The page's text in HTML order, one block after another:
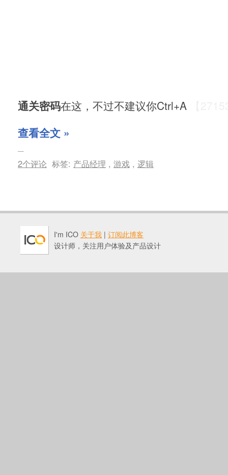
通关密码在这，不过不建议你Ctrl+A
查看全文 »
2个评论 标签: 产品经理 , 游戏 , 逻辑
I'm ICO 关于我 | 订阅此博客
设计师，关注用户体验及产品设计